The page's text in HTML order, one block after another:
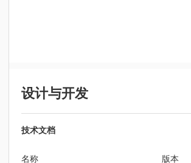
设计与开发
技术文档
名称 版本